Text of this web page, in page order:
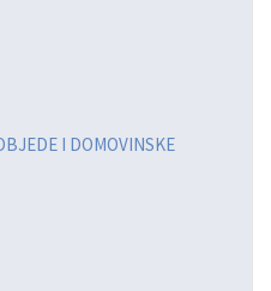
I DOMOVINSKE